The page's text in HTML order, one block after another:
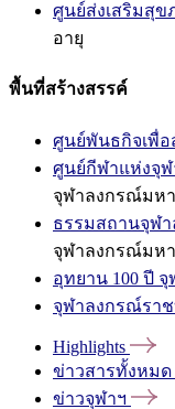
ศูนย์ส่งเสริมสุข
อายุ
พื้นที่สร้างสรรค์
ศูนย์พันธกิจเพื่อ
ศูนย์กีฬาแห่งจุ
จุฬาลงกรณ์มห
ธรรมสถานจุฬ
จุฬาลงกรณ์มห
อุทยาน 100 ปี จุ
จุฬาลงกรณ์รา
Highlights
ข่าวสารทั้งหมด
ข่าวจุฬาฯ